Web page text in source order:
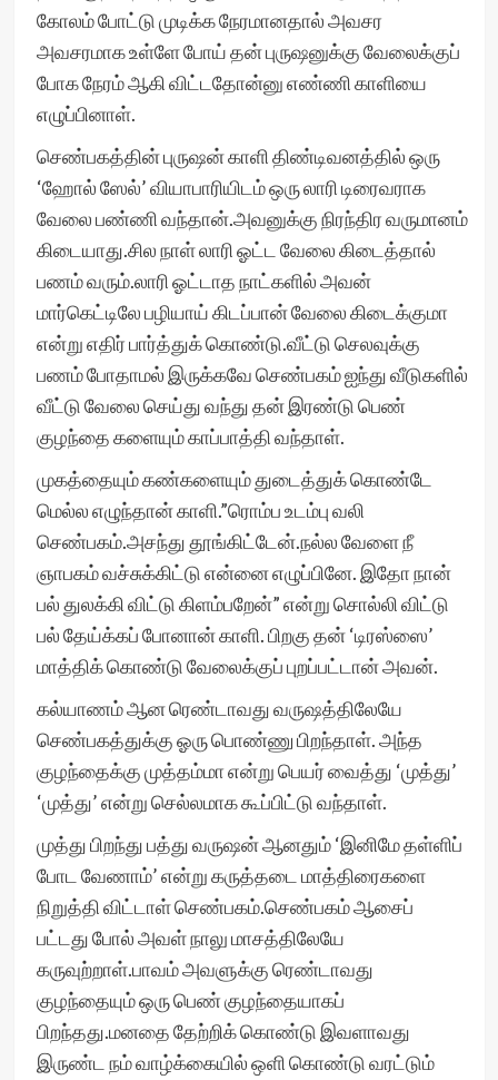
கோலம் போட்டு முடிக்க நேரமானதால் அவசர
அவசரமாக உள்ளே போய் தன் புருஷனுக்கு வேலைக்குப்
போக நேரம் ஆகி விட்டதோன்னு எண்ணி காளியை
எழுப்பினாள்.
செண்பகத்தின் புருஷன் காளி திண்டிவனத்தில் ஒரு
‘ஹோல் ஸேல்’ வியாபாரியிடம் ஒரு லாரி டிரைவராக
வேலை பண்ணி வந்தான்.அவனுக்கு நிரந்திர வருமானம்
கிடையாது.சில நாள் லாரி ஓட்ட வேலை கிடைத்தால்
பணம் வரும்.லாரி ஓட்டாத நாட்களில் அவன்
மார்கெட்டிலே பழியாய் கிடப்பான் வேலை கிடைக்குமா
என்று எதிர் பார்த்துக் கொண்டு.வீட்டு செலவுக்கு
பணம் போதாமல் இருக்கவே செண்பகம் ஐந்து வீடுகளில்
வீட்டு வேலை செய்து வந்து தன் இரண்டு பெண்
குழந்தை களையும் காப்பாத்தி வந்தாள்.
முகத்தையும் கண்களையும் துடைத்துக் கொண்டே
மெல்ல எழுந்தான் காளி.”ரொம்ப உடம்பு வலி
செண்பகம்.அசந்து தூங்கிட்டேன்.நல்ல வேளை நீ
ஞாபகம் வச்சுக்கிட்டு என்னை எழுப்பினே. இதோ நான்
பல் துலக்கி விட்டு கிளம்பறேன்” என்று சொல்லி விட்டு
பல் தேய்க்கப் போனான் காளி. பிறகு தன் ‘டிரஸ்ஸை’
மாத்திக் கொண்டு வேலைக்குப் புறப்பட்டான் அவன்.
கல்யாணம் ஆன ரெண்டாவது வருஷத்திலேயே
செண்பகத்துக்கு ஓரு பொண்ணு பிறந்தாள். அந்த
குழந்தைக்கு முத்தம்மா என்று பெயர் வைத்து ‘முத்து’
‘முத்து’ என்று செல்லமாக கூப்பிட்டு வந்தாள்.
முத்து பிறந்து பத்து வருஷன் ஆனதும் ‘இனிமே தள்ளிப்
போட வேணாம்’ என்று கருத்தடை மாத்திரைகளை
நிறுத்தி விட்டாள் செண்பகம்.செண்பகம் ஆசைப்
பட்டது போல் அவள் நாலு மாசத்திலேயே
கருவுற்றாள்.பாவம் அவளுக்கு ரெண்டாவது
குழந்தையும் ஒரு பெண் குழந்தையாகப்
பிறந்தது.மனதை தேற்றிக் கொண்டு இவளாவது
இருண்ட நம் வாழ்க்கையில் ஒளி கொண்டு வரட்டும்